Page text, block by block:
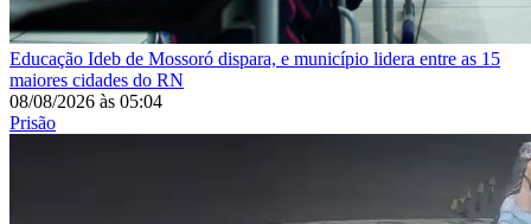
Educação Ideb de Mossoró dispara, e município lidera entre as 15
maiores cidades do RN
08/08/2026 às 05:04
Prisão